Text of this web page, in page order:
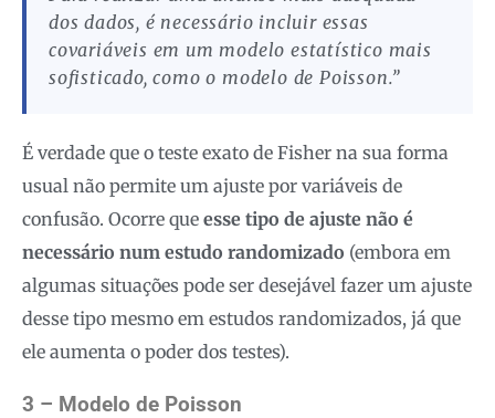
dos dados, é necessário incluir essas
covariáveis em um modelo estatístico mais
sofisticado, como o modelo de Poisson.”
É verdade que o teste exato de Fisher na sua forma
usual não permite um ajuste por variáveis de
confusão. Ocorre que esse tipo de ajuste não é
necessário num estudo randomizado (embora em
algumas situações pode ser desejável fazer um ajuste
desse tipo mesmo em estudos randomizados, já que
ele aumenta o poder dos testes).
3 – Modelo de Poisson